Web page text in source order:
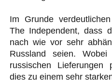
Im Grunde
The Independent, dass
nach wie vor sehr
Russland seien.
russischen Lieferungen
dies zu einem sehr